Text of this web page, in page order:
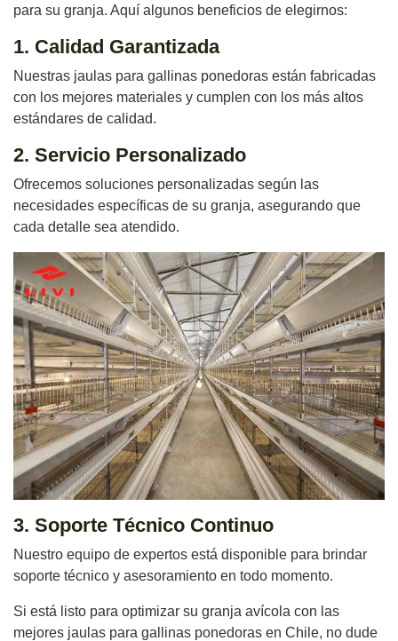
para su granja. Aquí algunos beneficios de elegirnos:
1. Calidad Garantizada
Nuestras jaulas para gallinas ponedoras están fabricadas
con los mejores materiales y cumplen con los más altos
estándares de calidad.
2. Servicio Personalizado
Ofrecemos soluciones personalizadas según las
necesidades específicas de su granja, asegurando que
cada detalle sea atendido.
3. Soporte Técnico Continuo
Nuestro equipo de expertos está disponible para brindar
soporte técnico y asesoramiento en todo momento.
Si está listo para optimizar su granja avícola con las
mejores jaulas para gallinas ponedoras en Chile, no dude